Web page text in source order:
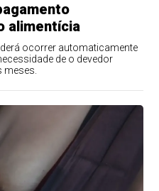
alimentícia
ocorrer automaticamente
de o devedor